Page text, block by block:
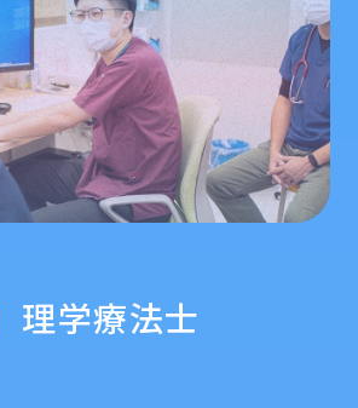
理学療法士